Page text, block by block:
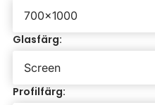
Glasfärg:
Profilfärg: